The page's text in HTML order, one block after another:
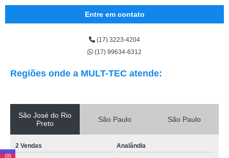
Entre em contato
(17) 3223-4204
(17) 99634-6312
Regiões onde a MULT-TEC atende:
São José do Rio
Preto
São Paulo São Paulo
2 Vendas Analândia